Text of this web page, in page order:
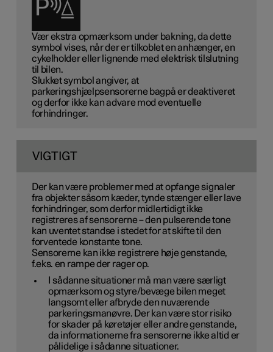
Vær ekstra opmærksom under bakning, da dette
symbol vises, når der er tilkoblet en anhænger, en
cykelholder eller lignende med elektrisk tilslutning
til bilen.
Slukket symbol angiver, at
parkeringshjælpsensorerne bagpå erdeaktiveret
og derfor ikke kan advare mod eventuelle
forhindringer.
VIGTIGT
Der kan være problemer med at opfange signaler
fra objekter såsom kæder, tynde stænger eller lave
forhindringer, som derfor midlertidigt ikke
registreres af sensorerne – den pulserende tone
kan uventet standse i stedet for at skifte til den
forventede konstante tone.
Sensorerne kan ikke registrere høje genstande,
f.eks. en rampe der rager op.
I sådanne situationer må man være særligt
opmærksom og styre/bevæge bilen meget
langsomt eller afbryde den nuværende
parkeringsmanøvre. Der kan være stor risiko
for skader på køretøjer eller andre genstande,
da informationerne fra sensorerne ikke altid er
pålidelige i sådanne situationer.